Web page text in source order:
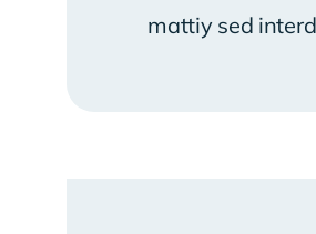
mattiy sed